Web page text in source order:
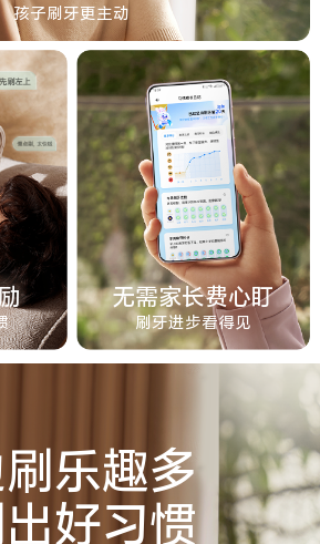
孩子刷牙更主动
无需家长费心盯
刷牙进步看得见
乐趣多
好习惯